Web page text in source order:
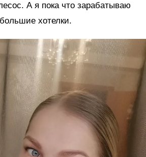
А я пока что зарабатываю
хотелки.